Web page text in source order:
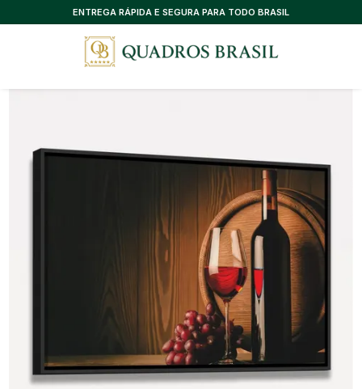
CONSULTORIA EXCLUSIVA, SEM CUSTO
ENTREGA RÁPIDA E SEGURA PARA TODO BRASIL